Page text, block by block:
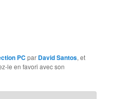
PC par David Santos, et
le en favori avec son